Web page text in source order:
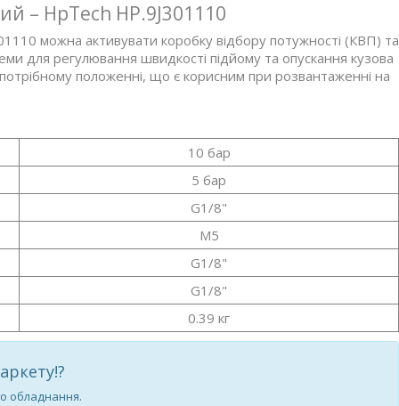
– HpTech HP.9J301110
можна активувати коробку відбору потужності (КВП) та
для регулювання швидкості підйому та опускання кузова
положенні, що є корисним при розвантаженні на
10 бар
5 бар
G1/8"
M5
G1/8"
G1/8"
0.39 кг
обладнання.